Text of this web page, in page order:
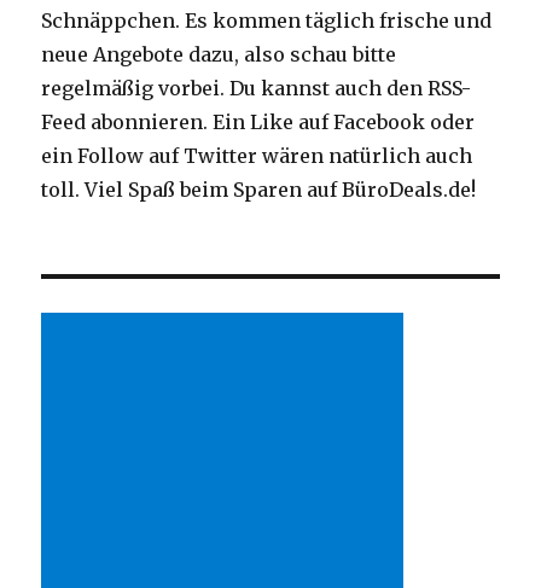
Schnäppchen. Es kommen täglich frische und
neue Angebote dazu, also schau bitte
regelmäßig vorbei. Du kannst auch den RSS-
Feed abonnieren. Ein Like auf Facebook oder
ein Follow auf Twitter wären natürlich auch
toll. Viel Spaß beim Sparen auf BüroDeals.de!